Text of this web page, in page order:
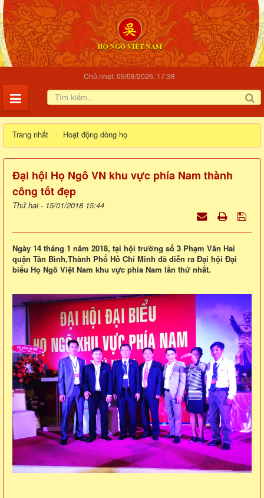
Chủ nhật, 09/08/2026, 17:38
Trang nhất Hoạt động dòng họ
Đại hội Họ Ngô VN khu vực phía Nam thành
công tốt đẹp
Thứ hai - 15/01/2018 15:44
Ngày 14 tháng 1 năm 2018, tại hội trường số 3 Phạm Văn Hai
quận Tân Bình,Thành Phố Hồ Chí Minh đã diễn ra Đại hội Đại
biểu Họ Ngô Việt Nam khu vực phía Nam lần thứ nhất.